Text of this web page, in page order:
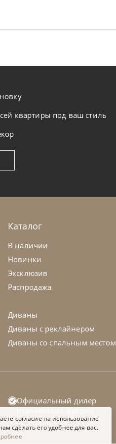
Стол
квартиры под ваш стиль
Каталог
В наличии
Новинки
Эксклюзив
Распродажа
Диваны
Диваны с реклайнером
Диваны со спальным местом
Официальный дилер
согласие на использование
сделать его удобнее для вас.